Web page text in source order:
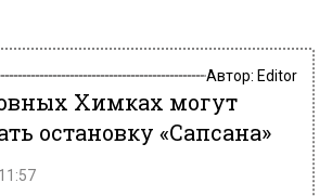
Автор: Editor
Химках могут
остановку «Сапсана»